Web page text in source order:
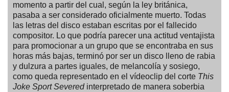
momento a partir del cual, según la ley británica,
pasaba a ser considerado oficialmente muerto. Todas
las letras del disco estaban escritas por el fallecido
compositor. Lo que podría parecer una actitud ventajista
para promocionar a un grupo que se encontraba en sus
horas más bajas, terminó por ser un disco lleno de rabia
y dulzura a partes iguales, de melancolía y sosiego,
como queda representado en el vídeoclip del corte This
Joke Sport Severedinterpretado de manera soberbia